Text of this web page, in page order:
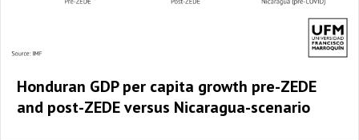
Honduran GDP per capita growth pre-ZEDE
and post-ZEDE versus Nicaragua-scenario